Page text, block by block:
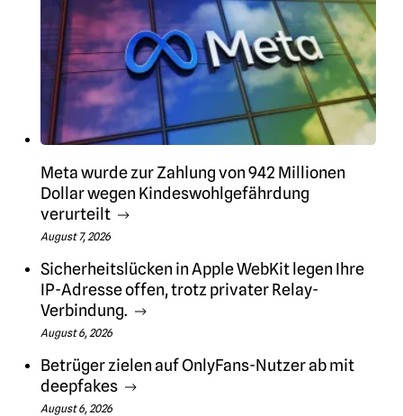
Meta wurde zur Zahlung von 942 Millionen
Dollar wegen Kindeswohlgefährdung
verurteilt
August 7, 2026
Sicherheitslücken in Apple WebKit legen Ihre
IP-Adresse offen, trotz privater Relay-
Verbindung.
August 6, 2026
Betrüger zielen auf OnlyFans-Nutzer ab mit
deepfakes
August 6, 2026